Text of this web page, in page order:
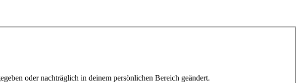
oder nachträglich in deinem persönlichen Bereich geändert.